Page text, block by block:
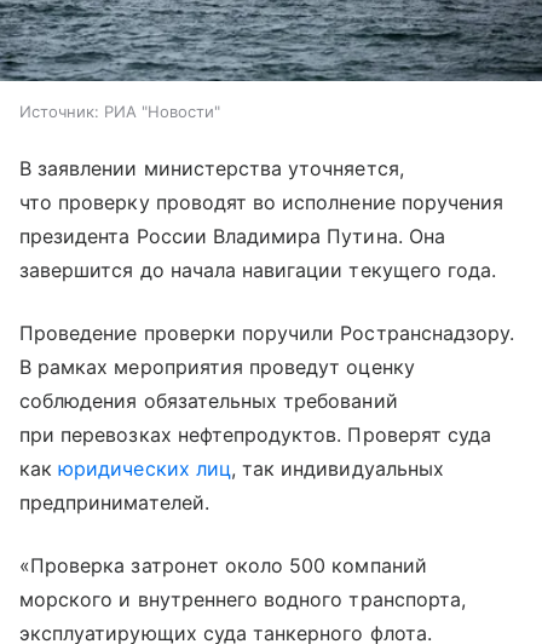
Источник: РИА "Новости"
В заявлении министерства уточняется,
что проверку проводят во исполнение поручения
президента России Владимира Путина. Она
завершится до начала навигации текущего года.
Проведение проверки поручили Ространснадзору.
В рамках мероприятия проведут оценку
соблюдения обязательных требований
при перевозках нефтепродуктов. Проверят суда
какюридических лиц, так индивидуальных
предпринимателей.
«Проверка затронет около 500 компаний
морского и внутреннего водного транспорта,
эксплуатирующих суда танкерного флота.